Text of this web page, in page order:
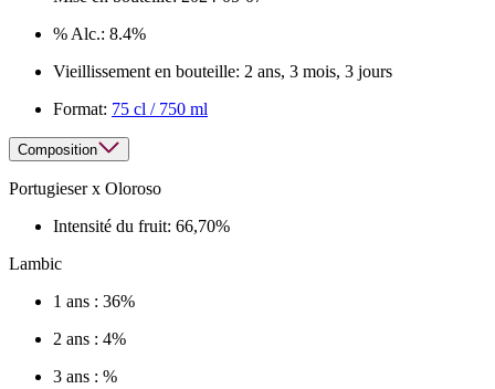
% Alc.: 8.4%
Vieillissement en bouteille: 2 ans, 3 mois, 3 jours
Format: 75 cl / 750 ml
Composition
Portugieser x Oloroso
Intensité du fruit: 66,70%
Lambic
1 ans : 36%
2 ans : 4%
3 ans : %